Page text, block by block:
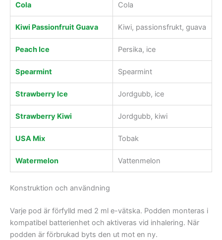
Cola Cola
Kiwi Passionfruit Guava Kiwi, passionsfrukt, guava
Peach Ice Persika, ice
Spearmint Spearmint
Strawberry Ice Jordgubb, ice
Strawberry Kiwi Jordgubb, kiwi
USA Mix Tobak
Watermelon Vattenmelon
Konstruktion och användning
Varje pod är förfylld med 2 ml e-vätska. Podden monteras i
kompatibel batterienhet och aktiveras vid inhalering. När
podden är förbrukad byts den ut mot en ny.